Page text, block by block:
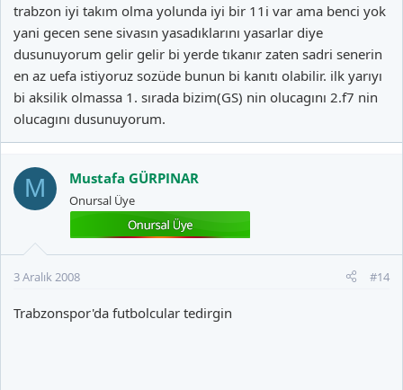
trabzon iyi takım olma yolunda iyi bir 11i var ama benci yok
yani gecen sene sivasın yasadıklarını yasarlar diye
dusunuyorum gelir gelir bi yerde tıkanır zaten sadri senerin
en az uefa istiyoruz sozüde bunun bi kanıtı olabilir. ilk yarıyı
bi aksilik olmassa 1. sırada bizim(GS) nin olucagını 2.f7 nin
olucagını dusunuyorum.
M Mustafa GÜRPINAR
Onursal Üye
3 Aralık 2008 #14
Trabzonspor'da futbolcular tedirgin